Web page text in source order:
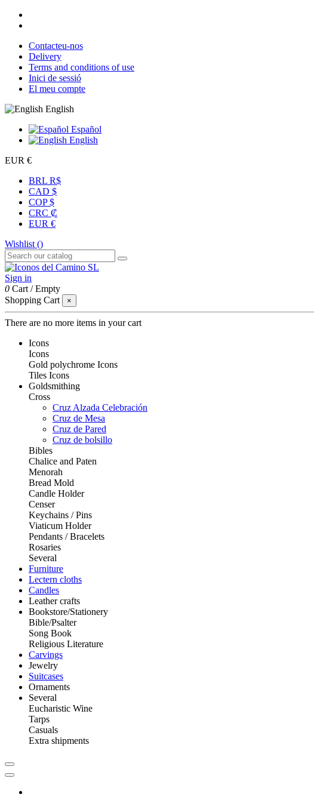
Contacteu-nos
Delivery
Terms and conditions of use
Inici de sessió
El meu compte
English
Español
English
EUR €
BRL R$
CAD $
COP $
CRC ₡
EUR €
Wishlist ()
Sign in
0 Cart /Empty
Shopping Cart
×
There are no more items in your cart
Icons
Icons
Gold polychrome Icons
Tiles Icons
Goldsmithing
Cross
Cruz Alzada Celebración
Cruz de Mesa
Cruz de Pared
Cruz de bolsillo
Bibles
Chalice and Paten
Menorah
Bread Mold
Candle Holder
Censer
Keychains / Pins
Viaticum Holder
Pendants / Bracelets
Rosaries
Several
Furniture
Lectern cloths
Candles
Leather crafts
Bookstore/Stationery
Bible/Psalter
Song Book
Religious Literature
Carvings
Jewelry
Suitcases
Ornaments
Several
Eucharistic Wine
Tarps
Casuals
Extra shipments